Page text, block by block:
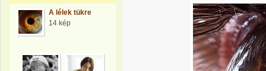
A lélek tükre
14 kép